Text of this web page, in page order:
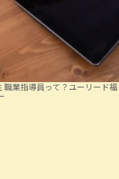
職業指導員って？ユーリード福